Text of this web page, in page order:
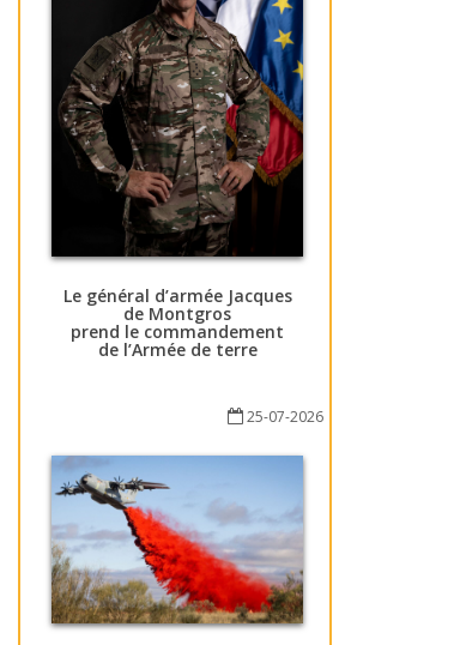
Le général d’armée Jacques
de Montgros
prend le commandement
de l’Armée de terre
25-07-2026